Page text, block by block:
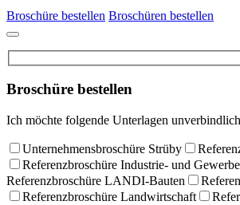
Broschüre bestellen Broschüren bestellen
Broschüre bestellen
Ich möchte folgende Unterlagen
Unternehmensbroschüre Strüby
Referenzbroschüre Industrie- und
Referenzbroschüre LANDI-Bauten
Referenzbroschüre Landwirtschaft